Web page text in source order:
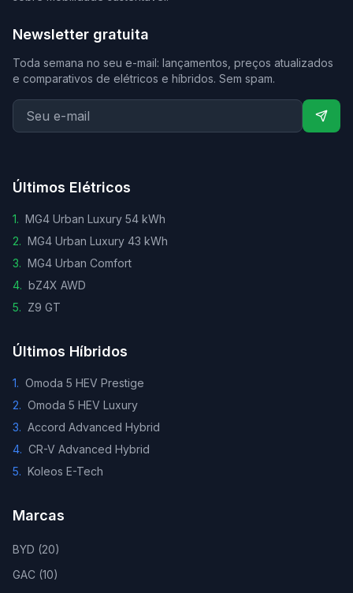
Newsletter gratuita
Toda semana no seu e-mail: lançamentos, preços atualizados
e comparativos de elétricos e híbridos. Sem spam.
Últimos Elétricos
1. MG4 Urban Luxury 54 kWh
2. MG4 Urban Luxury 43 kWh
3. MG4 Urban Comfort
4. bZ4X AWD
5. Z9 GT
Últimos Híbridos
1. Omoda 5 HEV Prestige
2. Omoda 5 HEV Luxury
3. Accord Advanced Hybrid
4. CR-V Advanced Hybrid
5. Koleos E-Tech
Marcas
BYD (20)
GAC (10)